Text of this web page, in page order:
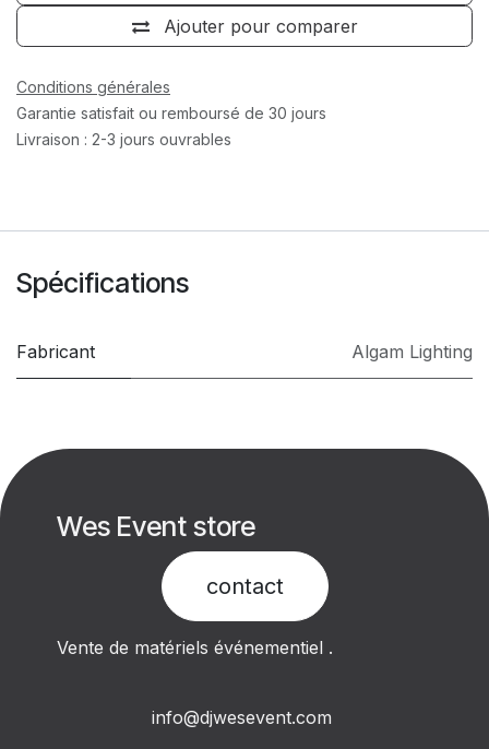
Ajouter pour comparer
Conditions générales
Garantie satisfait ou remboursé de 30 jours
Livraison : 2-3 jours ouvrables
Spécifications
Fabricant Algam Lighting
Wes Event store
contact​
Vente de matériels événementiel .
info@djwesevent.com